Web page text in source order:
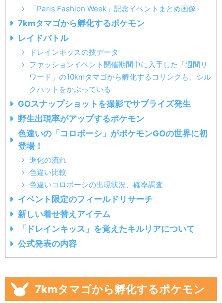
「Paris Fashion Week」記念イベントまとめ画像
7kmタマゴから孵化するポケモン
レイドバトル
ドレインキッスの技データ
ファッションイベント開催期間中に入手した「週間リ
ワード」の10kmタマゴから孵化するコリンクも、シル
クハットをかぶっている
GOスナップショットを撮影でサプライズ発生
野生出現率がアップするポケモン
色違いの「コロボーシ」がポケモンGOの世界に初
登場！
進化の流れ
色違い比較
色違いコロボーシの出現状況、確率調査
イベント限定のフィールドリサーチ
新しい着せ替えアイテム
「ドレインキッス」を覚えたキルリアについて
公式発表の内容
7kmタマゴから孵化するポケモン